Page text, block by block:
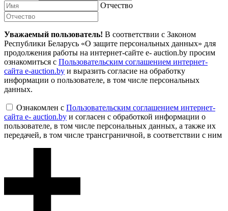
Отчество
Уважаемый пользователь! В соответствии с Законом
Республики Беларусь «О защите персональных данных» для
продолжения работы на интернет-сайте e- auction.by просим
ознакомиться с Пользовательским соглашением интернет-
сайта e-auction.by и выразить согласие на обработку
информации о пользователе, в том числе персональных
данных.
Ознакомлен с Пользовательским соглашением интернет-
сайта e- auction.by и согласен с обработкой информации о
пользователе, в том числе персональных данных, а также их
передачей, в том числе трансграничной, в соответствии с ним